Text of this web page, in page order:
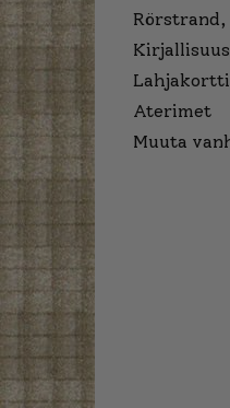
Rörstrand,
Kirjallisuus
Lahjakortti
Aterimet
Muuta